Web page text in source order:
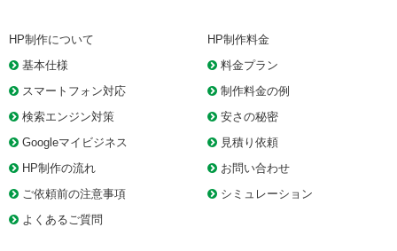
HP制作について
基本仕様
スマートフォン対応
検索エンジン対策
Googleマイビジネス
HP制作の流れ
ご依頼前の注意事項
よくあるご質問
HP制作料金
料金プラン
制作料金の例
安さの秘密
見積り依頼
お問い合わせ
シミュレーション